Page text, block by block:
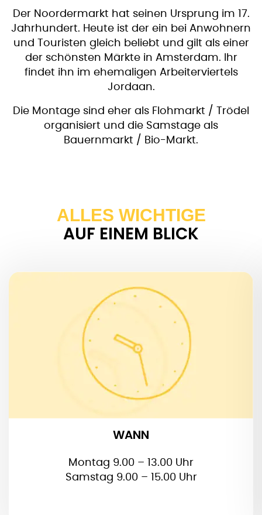
Der Noordermarkt hat seinen Ursprung im 17.
Jahrhundert. Heute ist der ein bei Anwohnern
und Touristen gleich beliebt und gilt als einer
der schönsten Märkte in Amsterdam. Ihr
findet ihn im ehemaligen Arbeiterviertels
Jordaan.
Die Montage sind eher als Flohmarkt / Trödel
organisiert und die Samstage als
Bauernmarkt / Bio-Markt.
ALLES WICHTIGE
AUF EINEM BLICK
WANN
Montag 9.00 – 13.00 Uhr
Samstag 9.00 – 15.00 Uhr
WANN